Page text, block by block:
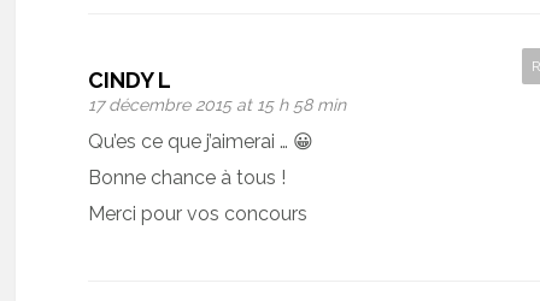
CINDY L
17 décembre 2015 at 15 h 58 min
Qu’es ce que j’aimerai … 😀
Bonne chance à tous !
Merci pour vos concours